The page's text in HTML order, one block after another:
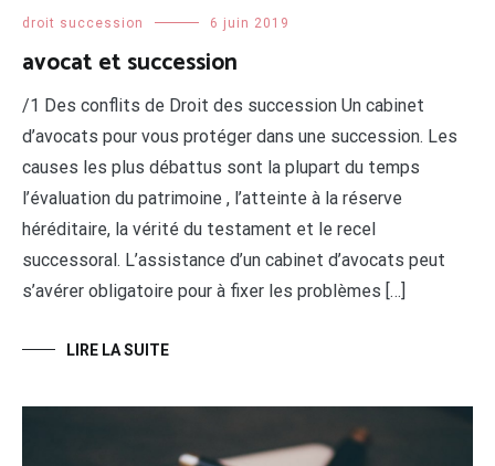
droit succession 6 juin 2019
avocat et succession
/1 Des conflits de Droit des succession Un cabinet
d’avocats pour vous protéger dans une succession. Les
causes les plus débattus sont la plupart du temps
l’évaluation du patrimoine , l’atteinte à la réserve
héréditaire, la vérité du testament et le recel
successoral. L’assistance d’un cabinet d’avocats peut
s’avérer obligatoire pour à fixer les problèmes […]
LIRE LA SUITE